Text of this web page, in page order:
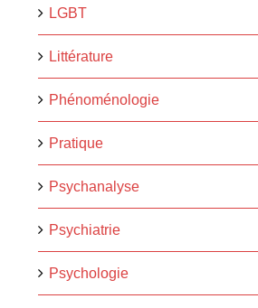
LGBT
Littérature
Phénoménologie
Pratique
Psychanalyse
Psychiatrie
Psychologie